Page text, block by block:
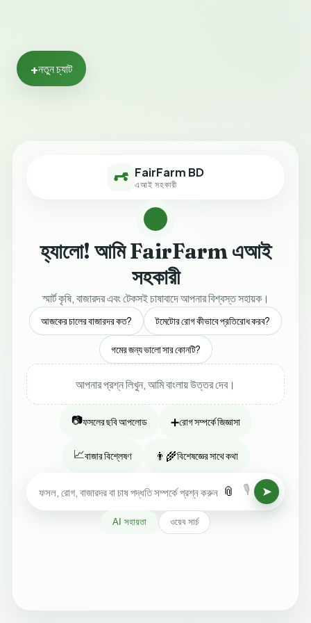
+নতুন চ্যাট
FairFarm BD
এআই সহকারী
হ্যালো! আমি FairFarm এআই
সহকারী
স্মার্ট কৃষি, বাজারদর এবং টেকসই চাষাবাদে আপনার বিশ্বস্ত সহায়ক।
আজকের চালের বাজারদর কত? টমেটোর রোগ কীভাবে প্রতিরোধ করব?
গমের জন্য ভালো সার কোনটি?
আপনার প্রশ্ন লিখুন, আমি বাংলায় উত্তর দেব।
📷ফসলের ছবি আপলোড ➕রোগ সম্পর্কে জিজ্ঞাসা
📈বাজার বিশ্লেষণ 👨‍🌾বিশেষজ্ঞের সাথে কথা
📎 🎙️ ➤
AI সহায়তা ওয়েব সার্চ